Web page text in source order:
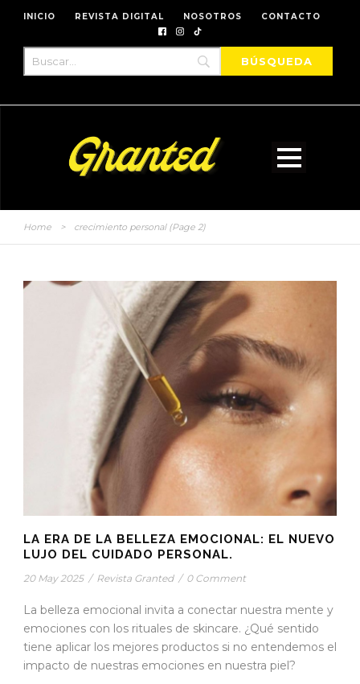
INICIO REVISTA DIGITAL NOSOTROS CONTACTO
Home > crecimiento personal(Page 2)
LA ERA DE LA BELLEZA EMOCIONAL: EL NUEVO
LUJO DEL CUIDADO PERSONAL.
20 May 2025 / Revista Granted / 0 Comment
La belleza emocional invita a conectar nuestra mente y
emociones con los rituales de skincare. ¿Qué sentido
tiene aplicar los mejores productos si no entendemos el
impacto de nuestras emociones en nuestra piel?